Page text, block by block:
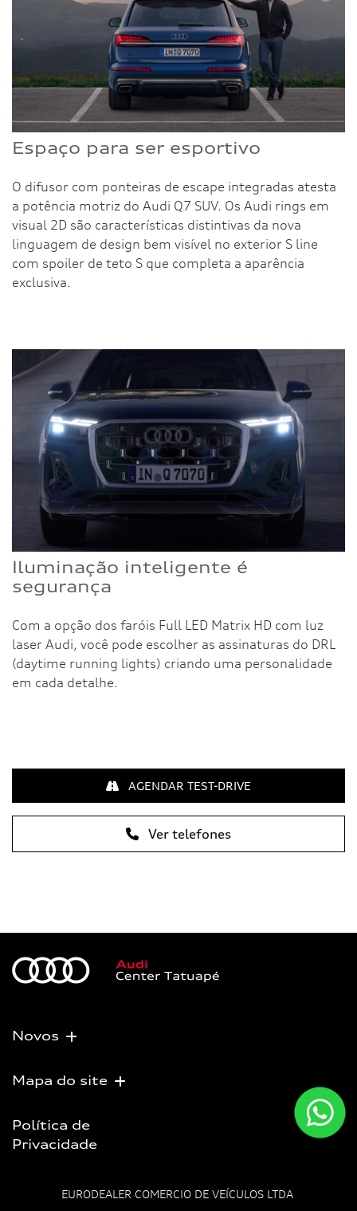
Espaço para ser esportivo
O difusor com ponteiras de escape integradas atesta
a potência motriz do Audi Q7 SUV. Os Audi rings em
visual 2D são características distintivas da nova
linguagem de design bem visível no exterior S line
com spoiler de teto S que completa a aparência
exclusiva.
Iluminação inteligente é
segurança
Com a opção dos faróis Full LED Matrix HD com luz
laser Audi, você pode escolher as assinaturas do DRL
(daytime running lights) criando uma personalidade
em cada detalhe.
Ver telefones
AGENDAR TEST-DRIVE
Novos
Mapa do site
Política de
Privacidade
EURODEALER COMERCIO DE VEÍCULOS LTDA